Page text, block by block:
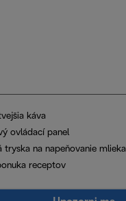
káva
ovládací panel
tryska na napeňovanie mlieka
receptov